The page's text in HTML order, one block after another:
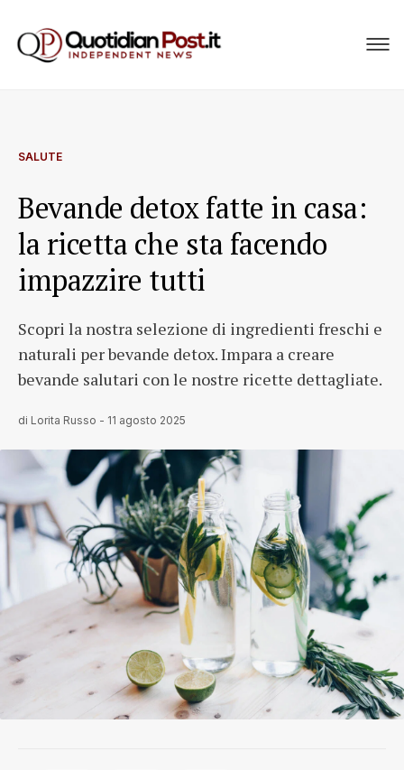
SALUTE
Bevande detox fatte in casa:
la ricetta che sta facendo
impazzire tutti
Scopri la nostra selezione di ingredienti freschi e
naturali per bevande detox. Impara a creare
bevande salutari con le nostre ricette dettagliate.
di Lorita Russo - 11 agosto 2025